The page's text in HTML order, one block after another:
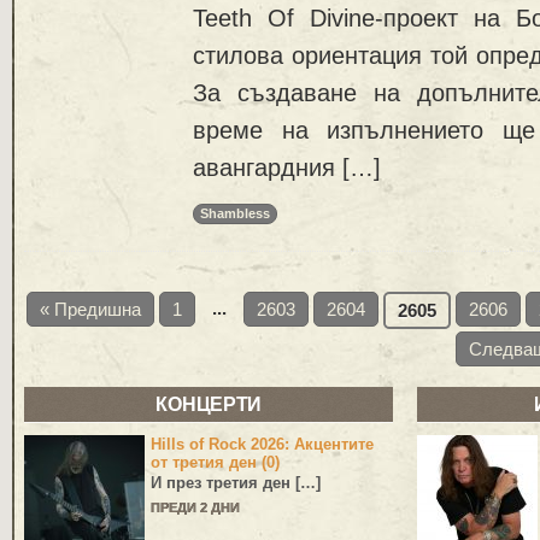
Teeth Of Divine-проект на
стилова ориентация той
За създаване на
време на изпълнението
авангардния […]
Shambless
« Предишна 1 ... 2603 2604 2605 2606
КОНЦЕРТИ
Hills of Rock 2026: Акцентите
от третия ден (0)
И през третия ден […]
ПРЕДИ 2 ДНИ